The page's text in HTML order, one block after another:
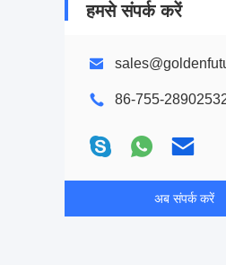
हमसे संपर्क करें
86-755-
अब संपर्क करें